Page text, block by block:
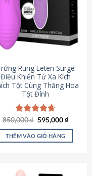
Rung Leten Surge
Điều Khiển Từ Xa Kích
Tột Cùng Thăng Hoa
Tột Đỉnh
Được xếp
hạng4.69
5 sao
850,000₫ Giá
là:
850,000 ₫.
595,000₫Giá
tại
THÊM VÀO GIỎ HÀNG